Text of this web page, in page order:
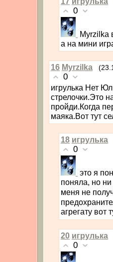
0
Myrzilka
а на мини
16 Myrzilka
0
игрулька Нет
стрелочки.Это
пройди.Когда
маяка.Вот тут
18 игрулька
0
это я
поняла, но
меня не
агрегату вот
20 игрулька
0